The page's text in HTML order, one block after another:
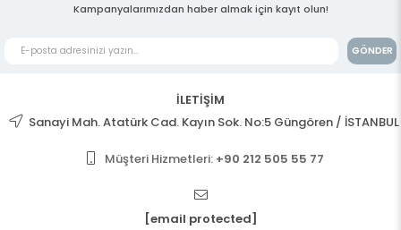
Kampanyalarımızdan haber almak için kayıt olun!
GÖNDER
İLETİŞİM
Sanayi Mah. Atatürk Cad. Kayın Sok. No:5 Güngören / İSTANBUL
Müşteri Hizmetleri: +90 212 505 55 77
[email protected]